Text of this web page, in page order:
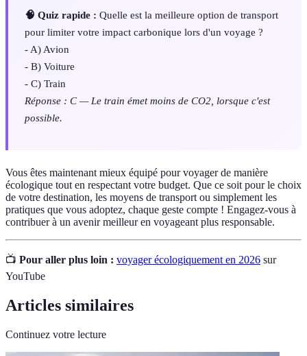
🧠 Quiz rapide : Quelle est la meilleure option de transport
pour limiter votre impact carbonique lors d'un voyage ?
- A) Avion
- B) Voiture
- C) Train
Réponse : C — Le train émet moins de CO2, lorsque c'est
possible.
Vous êtes maintenant mieux équipé pour voyager de manière
écologique tout en respectant votre budget. Que ce soit pour le choix
de votre destination, les moyens de transport ou simplement les
pratiques que vous adoptez, chaque geste compte ! Engagez-vous à
contribuer à un avenir meilleur en voyageant plus responsable.
📺 Pour aller plus loin : voyager écologiquement en 2026 sur
YouTube
Articles similaires
Continuez votre lecture